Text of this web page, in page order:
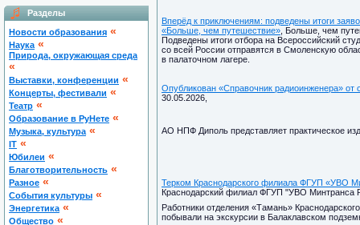
Разделы
Новости образования «
Наука «
Природа, окружающая среда
«
Выставки, конференции «
Концерты, фестивали «
Театр «
Образование в РуНете «
Музыка, культура «
IT «
Юбилеи «
Благотворительность «
Разное «
Cобытия культуры «
Энергетика «
Общество «
Вперёд к приключениям: подведены итоги
«Больше, чем путешествие» , Больше, чем
Подведены итоги отбора на Всероссийский
со всей России отправятся в Смоленскую
в палаточном лагере.
Опубликован «Справочник радиоинженера»
30.05.2026,
АО НПФ Диполь представляет практическое
Терком Краснодарского филиала ФГУП «УВО
Краснодарский филиал ФГУП "УВО Минтранса
Работники отделения «Тамань»
побывали на экскурсии в Балаклавском